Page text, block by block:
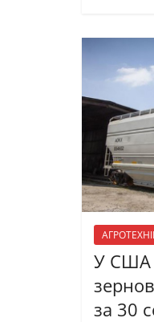
У США
за 30